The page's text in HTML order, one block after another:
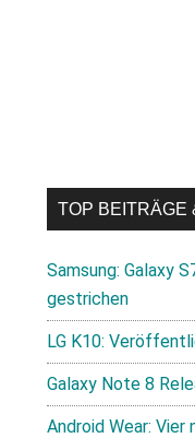
TOP BEITRÄGE
Samsung: Galaxy
gestrichen
LG K10:
Galaxy Note 8
Android Wear: Vier